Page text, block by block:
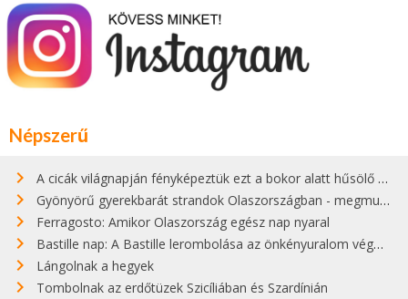
Népszerű
A cicák világnapján fényképeztük ezt a bokor alatt hűsölő cicát Kisorosziban
Gyönyörű gyerekbarát strandok Olaszországban - megmutatjuk a 15 legjobbat
Ferragosto: Amikor Olaszország egész nap nyaral
Bastille nap: A Bastille lerombolása az önkényuralom végét jelentette
Lángolnak a hegyek
Tombolnak az erdőtüzek Szicíliában és Szardínián